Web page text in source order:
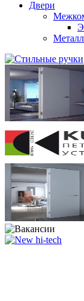
Двери